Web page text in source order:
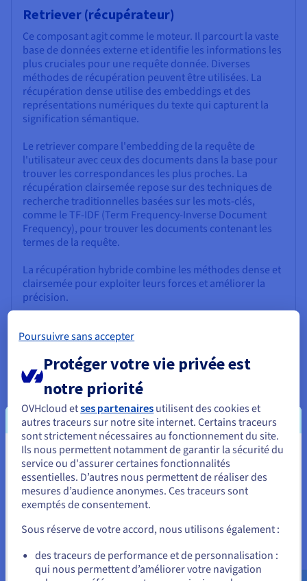
Retriever (récupérateur)
Ce composant agit comme le moteur. Il parcourt la vaste
base de données externe et identifie les informations les
plus cruciales pour une requête donnée. Diverses
méthodes de récupération peuvent être utilisées. La
récupération dense utilise des embeddings et des
représentations numériques du texte qui capturent la
signification sémantique.
Le retriever compare l'embedding de la requête de
l'utilisateur avec ceux des documents dans la base pour
trouver les correspondances les plus proches. La
récupération clairsemée repose sur des techniques de
recherche traditionnelles basées sur les mots-clés,
comme le TF-IDF (Term Frequency-Inverse Document
Frequency), pour trouver les documents contenant les
termes de la requête.
La récupération hybride combine les méthodes dense et
clairsemée pour exploiter leurs forces et améliorer la
précision.
Ranker (classeur)
Une fois les documents potentiellement pertinents
identifiés par le retriever, c'est au ranker d'affiner la
sélection. Il évalue les documents récupérés et les classe
en fonction de leur pertinence pour la requête,
garantissant ainsi que les informations les plus
appropriées soient transmises au générateur. Les
méthodes de classement peuvent inclure des scores de
similarité, mesurant la correspondance entre la requête
embeddings ou du chevauchement des mots-clés ;
les informations répondent aux nuances et à l'intention
de la requête ; et la qualité de la source, favorisant les
Vous semblez être localisé en États-
Unis.
Pour commander, rendez-vous sur le site de votre pays (États-
Allez sur le site États-Unis
us.ovhcloud.com/
Anglais USD - $
Poursuivre sans accepter
Protéger votre vie privée est
notre priorité
OVHcloud etses partenaires utilisent des cookies et
autres traceurs sur notre site internet. Certains traceurs
sont strictement nécessaires au fonctionnement du site.
Ils nous permettent notamment de garantir la sécurité du
service ou d'assurer certaines fonctionnalités
essentielles. D’autres nous permettent de réaliser des
mesures d’audience anonymes. Ces traceurs sont
exemptés de consentement.
Sous réserve de votre accord, nous utilisons également :
des traceurs de performance et de personnalisation :
qui nous permettent d’améliorer votre navigation